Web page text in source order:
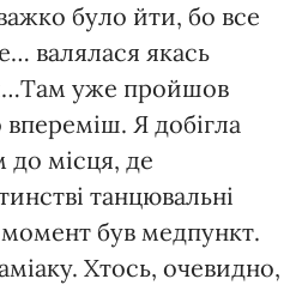
було йти, бо все
валялася якась
уже пройшов
впереміш. Я добігла
місця, де
танцювальні
був медпункт.
Хтось, очевидно,